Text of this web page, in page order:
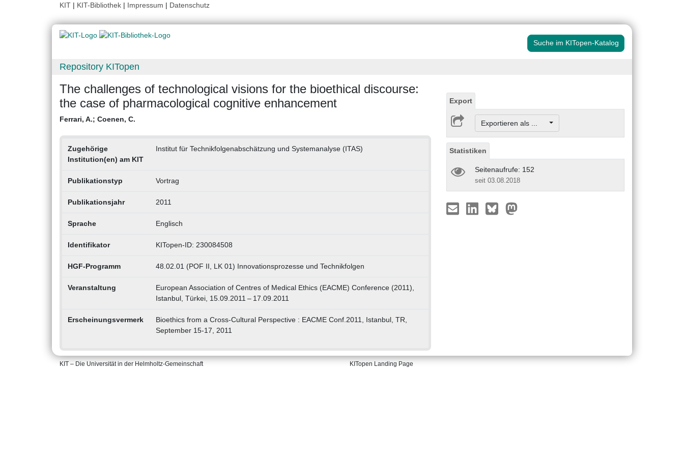
KIT | KIT-Bibliothek | Impressum | Datenschutz
Suche im KITopen-Katalog
Repository KITopen
The challenges of technological visions for the bioethical discourse:
the case of pharmacological cognitive enhancement
Ferrari, A.; Coenen, C.
Zugehörige
Institution(en) am KIT
Institut für Technikfolgenabschätzung und Systemanalyse (ITAS)
Publikationstyp Vortrag
Publikationsjahr 2011
Sprache Englisch
Identifikator KITopen-ID: 230084508
HGF-Programm 48.02.01 (POF II, LK 01) Innovationsprozesse und Technikfolgen
Veranstaltung
European Association of Centres of Medical Ethics (EACME) Conference (2011),
Istanbul, Türkei, 15.09.2011 – 17.09.2011
Erscheinungsvermerk
Bioethics from a Cross-Cultural Perspective : EACME Conf.2011, Istanbul, TR,
September 15-17, 2011
Export
Exportieren als ...
Statistiken
Seitenaufrufe: 152
seit 03.08.2018
KIT – Die Universität in der Helmholtz-Gemeinschaft KITopen Landing Page